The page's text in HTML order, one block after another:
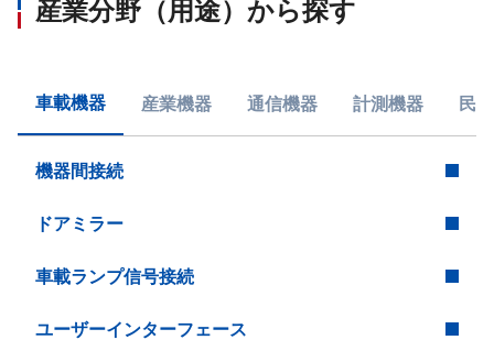
産業分野（用途）から探す
車載機器 産業機器 通信機器 計測機器 民
機器間接続
ドアミラー
車載ランプ信号接続
ユーザーインターフェース